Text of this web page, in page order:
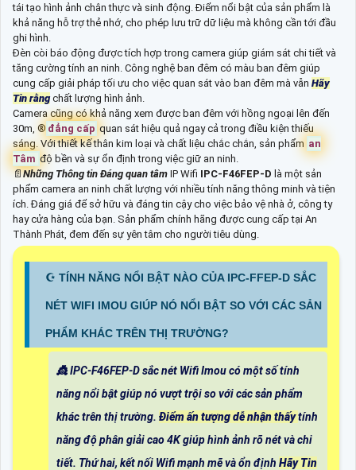
tái tạo hình ảnh chân thực và sinh động. Điểm nổi bật của sản phẩm là
khả năng hỗ trợ thẻ nhớ, cho phép lưu trữ dữ liệu mà không cần tới đầu
ghi hình.
Đèn còi báo động được tích hợp trong camera giúp giám sát chi tiết và
tăng cường tính an ninh. Công nghệ ban đêm có màu ban đêm giúp
cung cấp giải pháp tối ưu cho việc quan sát vào ban đêm mà vẫn Hãy
Tin rằngchất lượng hình ảnh.
Camera cũng có khả năng xem được ban đêm với hồng ngoại lên đến
30m, ®️ đẳng cấp quan sát hiệu quả ngay cả trong điều kiện thiếu
sáng. Với thiết kế thân kim loại và chất liệu chắc chắn, sản phẩm an
Tâm độ bền và sự ổn định trong việc giữ an ninh.
📄Những Thông tin Đáng quan tâm IP Wifi IPC-F46FEP-D là một sản
phẩm camera an ninh chất lượng với nhiều tính năng thông minh và tiện
ích. Đáng giá để sở hữu và đáng tin cậy cho việc bảo vệ nhà ở, công ty
hay cửa hàng của bạn. Sản phẩm chính hãng được cung cấp tại An
Thành Phát, đem đến sự yên tâm cho người tiêu dùng.
☪ TÍNH NĂNG NỔI BẬT NÀO CỦA IPC-FFEP-D SẮC
NÉT WIFI IMOU GIÚP NÓ NỔI BẬT SO VỚI CÁC SẢN
PHẨM KHÁC TRÊN THỊ TRƯỜNG?
👸 IPC-F46FEP-D sắc nét Wifi Imou có một số tính
năng nổi bật giúp nó vượt trội so với các sản phẩm
khác trên thị trường. Điểm ấn tượng dễ nhận thấytính
năng độ phân giải cao 4K giúp hình ảnh rõ nét và chi
tiết. Thứ hai, kết nối Wifi mạnh mẽ và ổn định Hãy Tin